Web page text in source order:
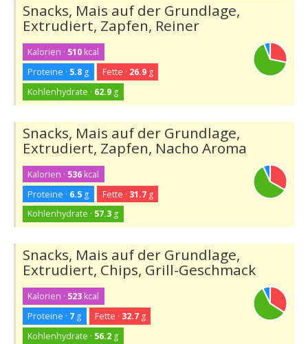
Snacks, Mais auf der Grundlage,
Extrudiert, Zapfen, Reiner
Kalorien · 510 kcal
Proteine · 5.8 g Fette · 26.9g
Kohlenhydrate · 62.9 g
Snacks, Mais auf der Grundlage,
Extrudiert, Zapfen, Nacho Aroma
Kalorien · 536 kcal
Proteine · 6.5 g Fette · 31.7g
Kohlenhydrate · 57.3 g
Snacks, Mais auf der Grundlage,
Extrudiert, Chips, Grill-Geschmack
Kalorien · 523 kcal
Proteine · 7 g Fette · 32.7g
Kohlenhydrate · 56.2 g